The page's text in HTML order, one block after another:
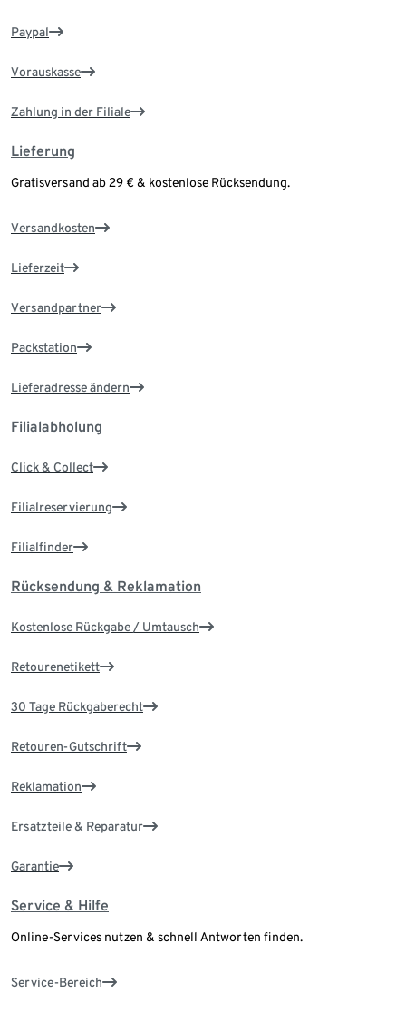
Paypal
Vorauskasse
Zahlung in der Filiale
Lieferung
Gratisversand ab 29 € & kostenlose Rücksendung.
Versandkosten
Lieferzeit
Versandpartner
Packstation
Lieferadresse ändern
Filialabholung
Click & Collect
Filialreservierung
Filialfinder
Rücksendung & Reklamation
Kostenlose Rückgabe / Umtausch
Retourenetikett
30 Tage Rückgaberecht
Retouren-Gutschrift
Reklamation
Ersatzteile & Reparatur
Garantie
Service & Hilfe
Online-Services nutzen & schnell Antworten finden.
Service-Bereich